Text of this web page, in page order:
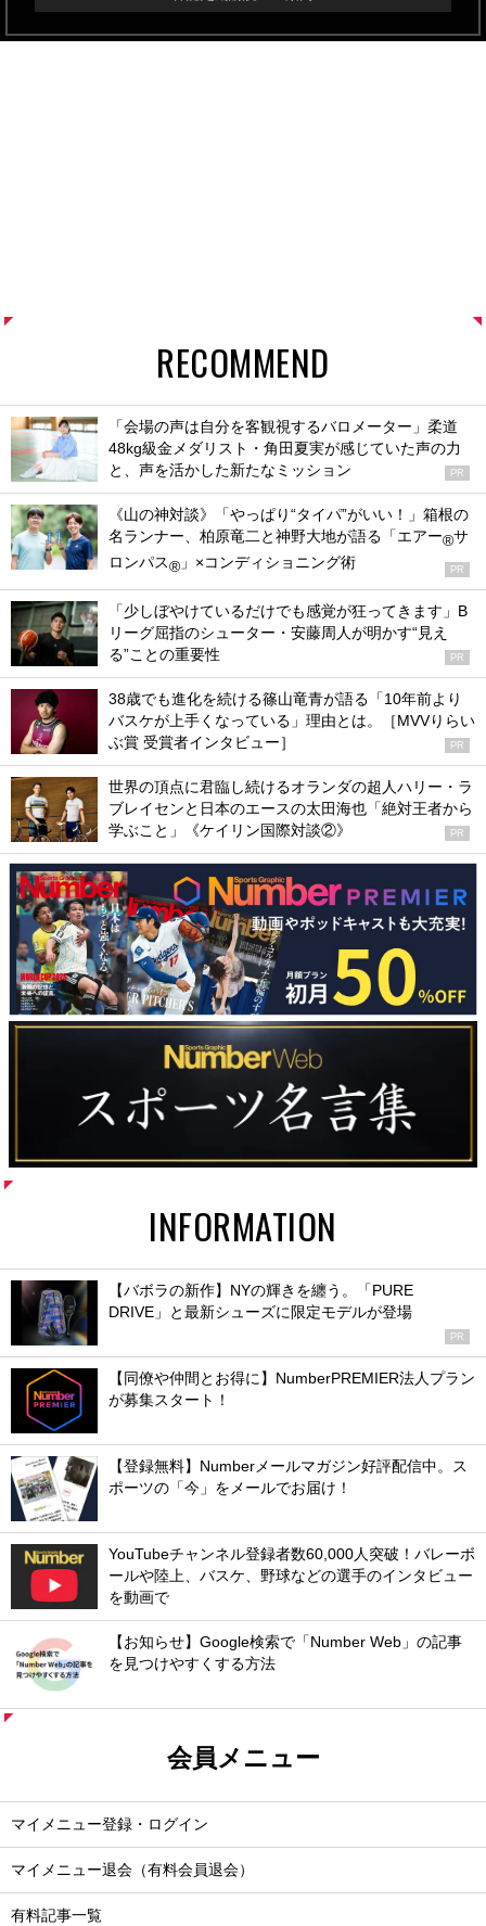
RECOMMEND
「会場の声は自分を客観視するバロメーター」柔道
48kg級金メダリスト・角田夏実が感じていた声の力
と、声を活かした新たなミッション
PR
《山の神対談》「やっぱり“タイパ”がいい！」箱根の
名ランナー、柏原竜二と神野大地が語る「エアー®サ
ロンパス® 」×コンディショニング術 PR
「少しぼやけているだけでも感覚が狂ってきます」B
リーグ屈指のシューター・安藤周人が明かす“見え
る”ことの重要性
PR
38歳でも進化を続ける篠山竜青が語る「10年前より
バスケが上手くなっている」理由とは。［MVVりらい
ぶ賞 受賞者インタビュー］
PR
世界の頂点に君臨し続けるオランダの超人ハリー・ラ
ブレイセンと日本のエースの太田海也「絶対王者から
学ぶこと」《ケイリン国際対談②》
PR
INFORMATION
【バボラの新作】NYの輝きを纏う。「PURE
DRIVE」と最新シューズに限定モデルが登場
PR
【同僚や仲間とお得に】NumberPREMIER法人プラン
が募集スタート！
【登録無料】Numberメールマガジン好評配信中。ス
ポーツの「今」をメールでお届け！
YouTubeチャンネル登録者数60,000人突破！バレーボ
ールや陸上、バスケ、野球などの選手のインタビュー
を動画で
【お知らせ】Google検索で「Number Web」の記事
を見つけやすくする方法
会員メニュー
マイメニュー登録・ログイン
マイメニュー退会（有料会員退会）
有料記事一覧